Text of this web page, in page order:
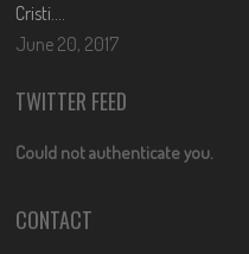
Cristi….
June 20, 2017
TWITTER FEED
Could not authenticate you.
CONTACT